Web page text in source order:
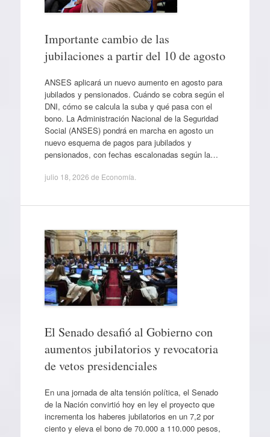
Importante cambio de las
jubilaciones a partir del 10 de agosto
ANSES aplicará un nuevo aumento en agosto para
jubilados y pensionados. Cuándo se cobra según el
DNI, cómo se calcula la suba y qué pasa con el
bono. La Administración Nacional de la Seguridad
Social (ANSES) pondrá en marcha en agosto un
nuevo esquema de pagos para jubilados y
pensionados, con fechas escalonadas según la…
julio 18, 2026 de Economía
El Senado desafió al Gobierno con
aumentos jubilatorios y revocatoria
de vetos presidenciales
En una jornada de alta tensión política, el Senado
de la Nación convirtió hoy en ley el proyecto que
incrementa los haberes jubilatorios en un 7,2 por
ciento y eleva el bono de 70.000 a 110.000 pesos,